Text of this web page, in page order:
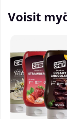
tärkeys.
Voisit